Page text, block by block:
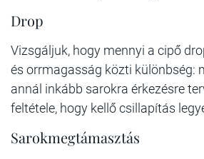
Drop
Vizsgáljuk, hogy mennyi a cipő
és orrmagasság közti különbség:
annál inkább sarokra érkezésre
feltétele, hogy kellő csillapítás
Sarokmegtámasztás